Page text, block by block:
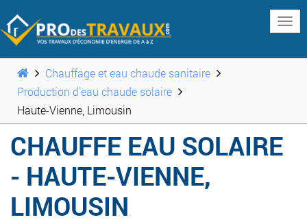
Chauffage et eau chaude sanitaire
Production d'eau chaude solaire
Haute-Vienne, Limousin
CHAUFFE EAU SOLAIRE
- HAUTE-VIENNE,
LIMOUSIN